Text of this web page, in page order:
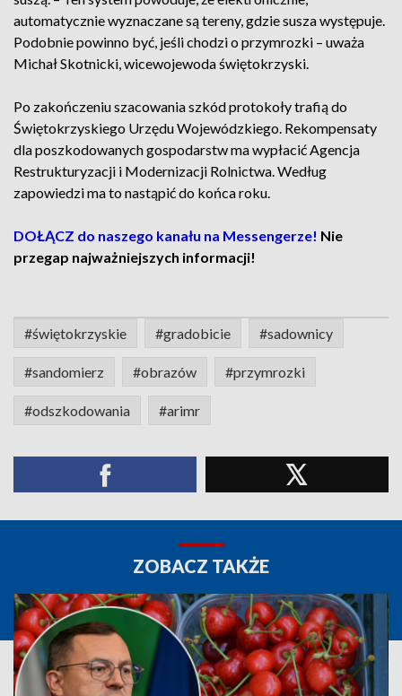
automatycznie wyznaczane są tereny, gdzie susza występuje.
Podobnie powinno być, jeśli chodzi o przymrozki – uważa
Michał Skotnicki, wicewojewoda świętokrzyski.
Po zakończeniu szacowania szkód protokoły trafią do
Świętokrzyskiego Urzędu Wojewódzkiego. Rekompensaty
dla poszkodowanych gospodarstw ma wypłacić Agencja
Restrukturyzacji i Modernizacji Rolnictwa. Według
zapowiedzi ma to nastąpić do końca roku.
DOŁĄCZ do naszego kanału na Messengerze! Nie
przegap najważniejszych informacji!
#świętokrzyskie #gradobicie #sadownicy
#sandomierz #obrazów #przymrozki
#odszkodowania #arimr
ZOBACZ TAKŻE